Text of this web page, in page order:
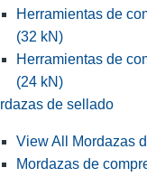
Herramientas de
(32 kN)
Herramientas de
(24 kN)
de sellado
View All Mordazas
Mordazas de